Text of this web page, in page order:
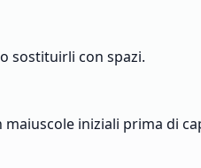
sostituirli con spazi.
iniziali prima di